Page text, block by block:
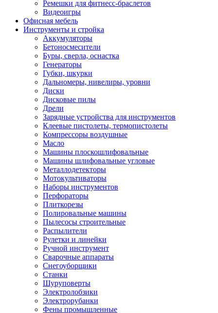
Ремешки для фитнесс-браслетов
Видеоигры
Офисная мебель
Инструменты и стройка
Аккумуляторы
Бетоносмесители
Буры, сверла, оснастка
Генераторы
Губки, шкурки
Дальномеры, нивелиры, уровни
Диски
Дисковые пилы
Дрели
Зарядные устройства для инструментов
Клеевые пистолеты, термопистолеты
Компрессоры воздушные
Масло
Машины плоскошлифовальные
Машины шлифовальные угловые
Металлодетекторы
Мотокультиваторы
Наборы инструментов
Перфораторы
Плиткорезы
Полировальные машины
Пылесосы строительные
Распылители
Рулетки и линейки
Ручной инструмент
Сварочные аппараты
Снегоуборщики
Станки
Шуруповерты
Электролобзики
Электрорубанки
Фены промышленные